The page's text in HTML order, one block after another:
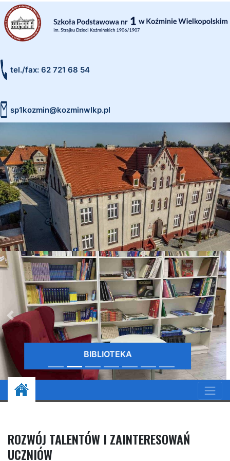
tel./fax: 62 721 68 54
sp1kozmin@kozminwlkp.pl
ROZWÓJ TALENTÓW I ZAINTERESOWAŃ
UCZNIÓW